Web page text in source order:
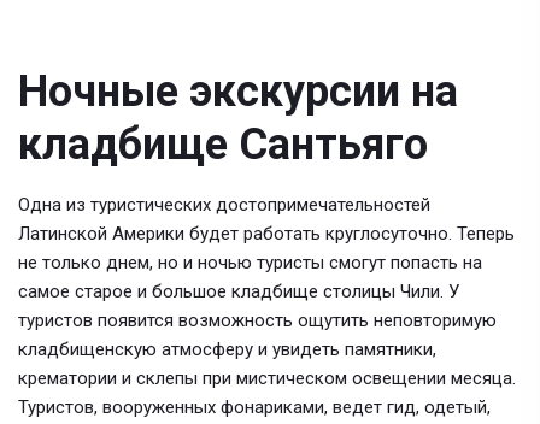
Ночные экскурсии на
кладбище Сантьяго
Одна из туристических достопримечательностей
Латинской Америки будет работать круглосуточно. Теперь
не только днем, но и ночью туристы смогут попасть на
самое старое и большое кладбище столицы Чили. У
туристов появится возможность ощутить неповторимую
кладбищенскую атмосферу и увидеть памятники,
крематории и склепы при мистическом освещении месяца.
Туристов, вооруженных фонариками, ведет гид, одетый,